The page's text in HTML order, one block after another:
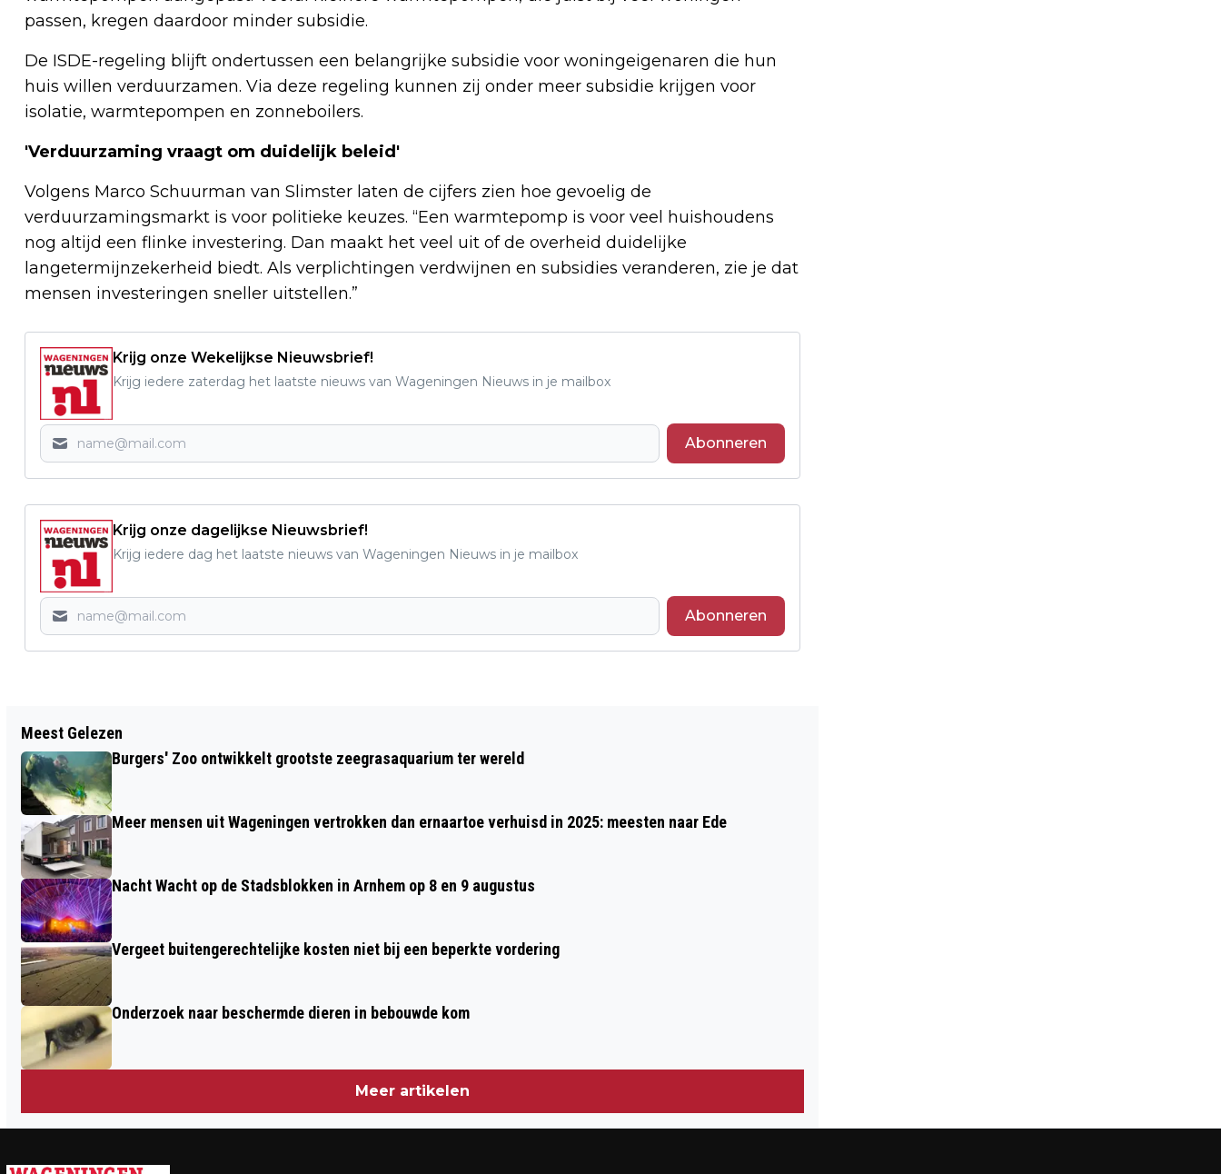
passen, kregen daardoor minder subsidie.
De ISDE-regeling blijft ondertussen een belangrijke subsidie voor woningeigenaren die hun
huis willen verduurzamen. Via deze regeling kunnen zij onder meer subsidie krijgen voor
isolatie, warmtepompen en zonneboilers.
'Verduurzaming vraagt om duidelijk beleid'
Volgens Marco Schuurman van Slimster laten de cijfers zien hoe gevoelig de
verduurzamingsmarkt is voor politieke keuzes. “Een warmtepomp is voor veel huishoudens
nog altijd een flinke investering. Dan maakt het veel uit of de overheid duidelijke
langetermijnzekerheid biedt. Als verplichtingen verdwijnen en subsidies veranderen, zie je dat
mensen investeringen sneller uitstellen.”
Krijg onze Wekelijkse Nieuwsbrief!
Krijg iedere zaterdag het laatste nieuws van Wageningen Nieuws in je mailbox
Abonneren
Krijg onze dagelijkse Nieuwsbrief!
Krijg iedere dag het laatste nieuws van Wageningen Nieuws in je mailbox
Abonneren
FIETSERSBOND: MAAK FIETSEN NAAR
WERK AANTREKKELIJKER
MET ZEEPKISTEN MET KINDEREN OP 27
Meest Gelezen
Burgers' Zoo ontwikkelt grootste zeegrasaquarium ter wereld
Meer mensen uit Wageningen vertrokken dan ernaartoe verhuisd in 2025: meesten naar Ede
Nacht Wacht op de Stadsblokken in Arnhem op 8 en 9 augustus
Vergeet buitengerechtelijke kosten niet bij een beperkte vordering
Onderzoek naar beschermde dieren in bebouwde kom
Meer artikelen